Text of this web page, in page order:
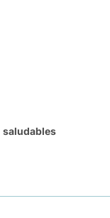
saludables